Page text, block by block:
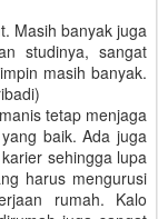
Masih banyak juga
studinya, sangat
masih banyak.
tetap menjaga
baik. Ada juga
sehingga lupa
harus mengurusi
rumah. Kalo